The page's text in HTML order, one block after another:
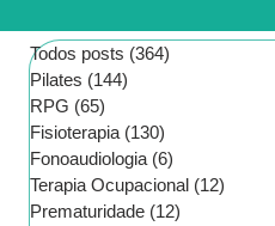
Todos posts (364)
Pilates (144)
RPG (65)
Fisioterapia (130)
Fonoaudiologia (6)
Terapia Ocupacional (12)
Prematuridade (12)